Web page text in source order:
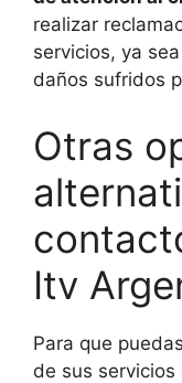
realizar
servicios, ya
daños sufridos
Otras
Itv
Para que
de sus